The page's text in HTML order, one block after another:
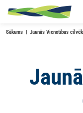
Skip to main content
Sākums Jaunās Vienotības